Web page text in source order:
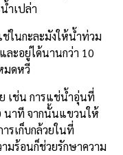
ำเปล่า
ในกะละมังให้น้ำท่วม
ละอยู่ได้นานกว่า 10
มดหวี
เช่น การแช่น้ำอุ่นที่
นาที จากนั้นแขวนให้
รเก็บกล้วยในที่
มร้อนก็ช่วยรักษาความ